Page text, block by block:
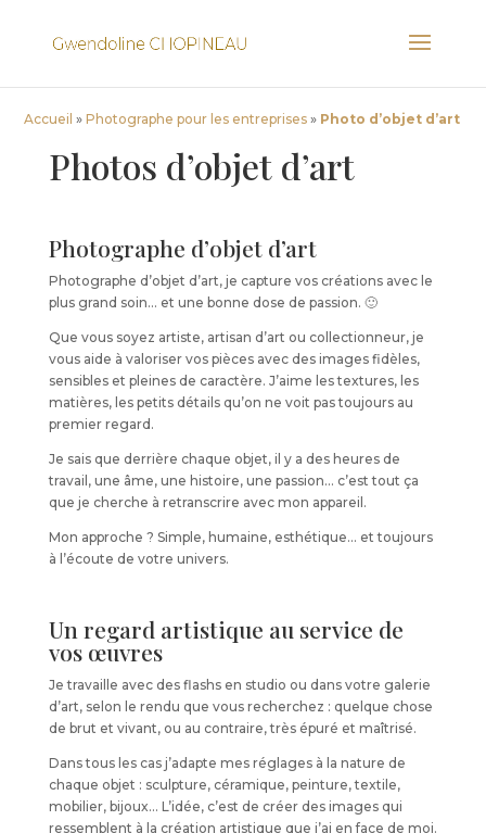
Accueil »Photographe pour les entreprises » Photo d’objet d’art
Photos d’objet d’art
Photographe d’objet d’art
Photographe d’objet d’art, je capture vos créations avec le
plus grand soin… et une bonne dose de passion. 🙂
Que vous soyez artiste, artisan d’art ou collectionneur, je
vous aide à valoriser vos pièces avec des images fidèles,
sensibles et pleines de caractère. J’aime les textures, les
matières, les petits détails qu’on ne voit pas toujours au
premier regard.
Je sais que derrière chaque objet, il y a des heures de
travail, une âme, une histoire, une passion… c’est tout ça
que je cherche à retranscrire avec mon appareil.
Mon approche ? Simple, humaine, esthétique… et toujours
à l’écoute de votre univers.
Un regard artistique au service de
vos œuvres
Je travaille avec des flashs en studio ou dans votre galerie
d’art, selon le rendu que vous recherchez : quelque chose
de brut et vivant, ou au contraire, très épuré et maîtrisé.
Dans tous les cas j’adapte mes réglages à la nature de
chaque objet : sculpture, céramique, peinture, textile,
mobilier, bijoux… L’idée, c’est de créer des images qui
ressemblent à la création artistique que j’ai en face de moi.